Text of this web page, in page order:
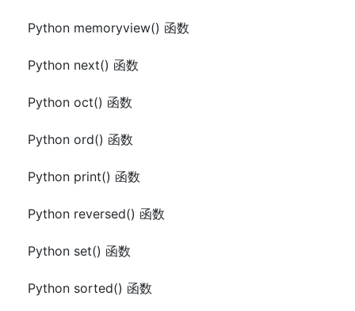
Python memoryview() 函数
Python next() 函数
Python oct() 函数
Python ord() 函数
Python print() 函数
Python reversed() 函数
Python set() 函数
Python sorted() 函数